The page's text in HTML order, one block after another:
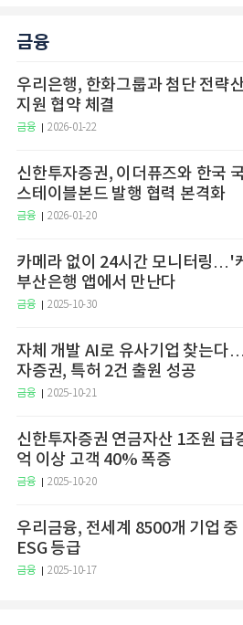
금융
우리은행, 한화그룹과 첨단 전략
지원 협약 체결
금융 2026-01-22
신한투자증권, 이더퓨즈와 한국
스테이블본드 발행 협력 본격화
금융 2026-01-20
카메라 없이 24시간 모니터링…'
부산은행 앱에서 만난다
금융 2025-10-30
자체 개발 AI로 유사기업 찾는다
자증권, 특허 2건 출원 성공
금융 2025-10-21
신한투자증권 연금자산 1조원 급
억 이상 고객 40% 폭증
금융 2025-10-20
우리금융, 전세계 8500개 기업 중
ESG 등급
금융 2025-10-17